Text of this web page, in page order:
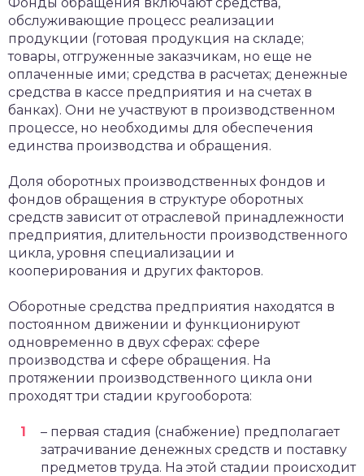
обслуживающие процесс реализации
продукции (готовая продукция на складе;
товары, отгруженные заказчикам, но еще не
оплаченные ими; средства в расчетах; денежные
средства в кассе предприятия и на счетах в
банках). Они не участвуют в производственном
процессе, но необходимы для обеспечения
единства производства и обращения.
Доля оборотных производственных фондов и
фондов обращения в структуре оборотных
средств зависит от отраслевой принадлежности
предприятия, длительности производственного
цикла, уровня специализации и
кооперирования и других факторов.
Оборотные средства предприятия находятся в
постоянном движении и функционируют
одновременно в двух сферах: сфере
производства и сфере обращения. На
протяжении производственного цикла они
проходят три стадии кругооборота:
– первая стадия (снабжение) предполагает
затрачивание денежных средств и поставку
предметов труда. На этой стадии происходит